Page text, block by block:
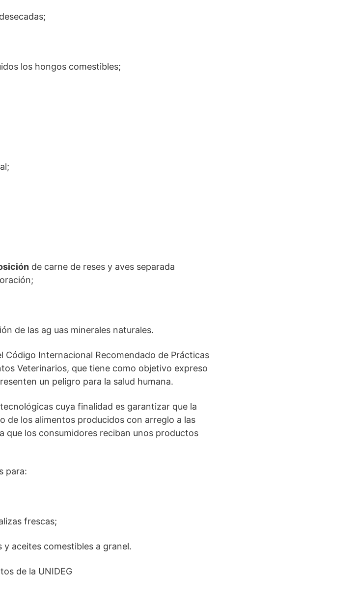
los hongos comestibles;
de carne de reses y aves separada
de las ag uas minerales naturales.
Código Internacional Recomendado de Prácticas
Veterinarios, que tiene como objetivo expreso
un peligro para la salud humana.
cuya finalidad es garantizar que la
de los alimentos producidos con arreglo a las
que los consumidores reciban unos productos
para:
frescas;
aceites comestibles a granel.
de la UNIDEG